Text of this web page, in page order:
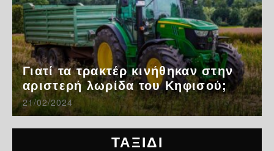
Γιατί τα τρακτέρ κινήθηκαν στην
αριστερή λωρίδα του Κηφισού;
21/02/2024
ΤΑΞΙΔΙ